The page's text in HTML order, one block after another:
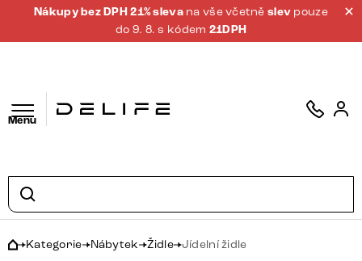
Nákupy bez DPH 21% sleva na vše včetněslev pouze
do 9. 8. s kódem 21DPH
Menu
Kategorie Nábytek Židle Jídelní židle